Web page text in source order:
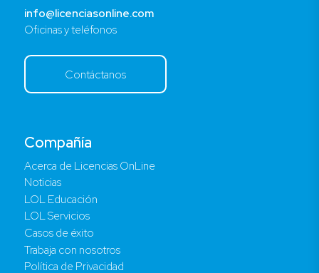
Compañía
Acerca de Licencias OnLine
Noticias
LOL Educación
LOL Servicios
Casos de éxito
Trabaja con nosotros
Política de Privacidad
info@licenciasonline.com
Oficinas y teléfonos
Contáctanos